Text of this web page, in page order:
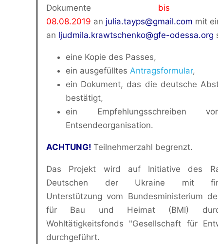
Dokumente bis
08.08.2019 an julia.tayps@gmаil.com mit
an ljudmila.krawtschenko@gfe-odessa.org
eine Kopie des Passes,
ein ausgefülltes Antragsformular,
ein Dokument, das die deutsche
bestätigt,
ein Empfehlungsschreiben
Entsendeorganisation.
ACHTUNG! Teilnehmerzahl begrenzt.
Das Projekt wird auf Initiative des
Deutschen der Ukraine mit
Unterstützung vom Bundesministerium
für Bau und Heimat (BMI)
Wohltätigkeitsfonds "Gesellschaft für
durchgeführt.